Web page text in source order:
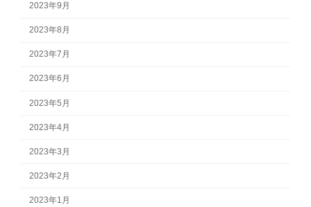
2023年9月
2023年8月
2023年7月
2023年6月
2023年5月
2023年4月
2023年3月
2023年2月
2023年1月